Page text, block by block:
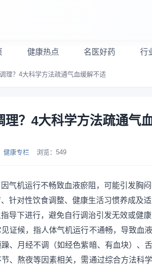
健康热点 名医好药 行
理？4大科学方法疏通气血缓解不适
理？4大科学方法疏通气
健康专栏 浏览： 549
气机运行不畅致血液瘀阻，可能引发胸
针对性饮食调整、健康生活习惯养成及
导下进行，避免自行调治引发无效或健康
证候，指人体气机运行不通畅，导致血
、月经不调（如经色紫暗、有血块）、
、熬夜等因素相关，需通过综合方法科